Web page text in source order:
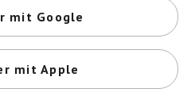
mit Google
mit Apple